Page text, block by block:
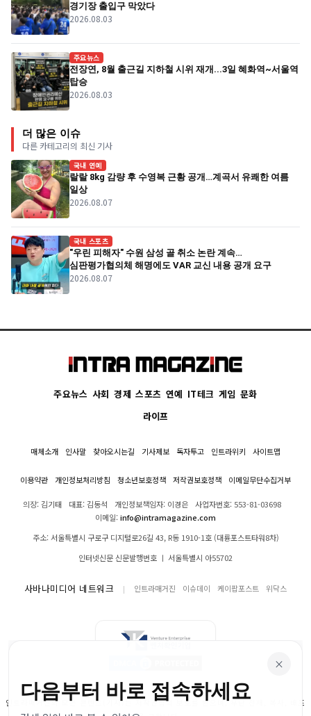
경기장 출입구 막았다
2026.08.03
주요뉴스
전장연, 8월 출근길 지하철 시위 재개...3일 혜화역~서울역
탑승
2026.08.03
더 많은 이슈
다른 카테고리의 최신 기사
국내 연예
랄랄 8kg 감량 후 수영복 근황 공개…계곡서 유쾌한 여름
일상
2026.08.07
국내 스포츠
"우린 피해자" 수원 삼성 골 취소 논란 계속…
심판평가협의체 해명에도 VAR 교신 내용 공개 요구
2026.08.07
주요뉴스 사회 경제 스포츠 연예 IT테크 게임 문화
라이프
매체소개 인사말 찾아오시는길 기사제보 독자투고 인트라위키 사이트맵
이용약관 개인정보처리방침 청소년보호정책 저작권보호정책 이메일무단수집거부
의장: 김기태 대표: 김동석 개인정보책임자: 이경은
사업자번호: 553-81-03698
이메일:info@intramagazine.com
주소: 서울특별시 구로구 디지털로26길 43, R동 1910-1호 (대륭포스트타워8차)
인터넷신문 신문발행번호 ㅣ 서울특별시 아55702
사바나미디어 네트워크 인트라매거진 이슈데이 케이팝포스트 위닥스
인트라매거진의 모든 콘텐츠(기사)는 저작권법의 보호를 받으며, 무단 전재, 복사, 배포
×
다음부터 바로 접속하세요